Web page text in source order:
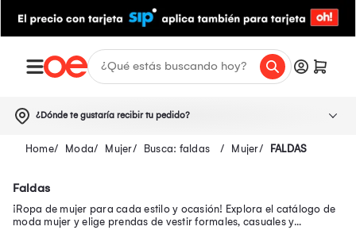
¿Dónde te gustaría recibir tu pedido?
Moda Mujer Busca: faldas Mujer FALDAS
Faldas
¡Ropa de mujer para cada estilo y ocasión! Explora el catálogo de
moda mujer y elige prendas de vestir formales, casuales y